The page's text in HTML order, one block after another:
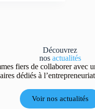
Découvrez
nos actualités
fiers de collaborer avec
dédiés à
Voir nos actualités